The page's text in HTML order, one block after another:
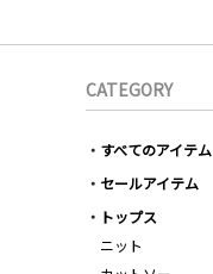
CATEGORY
すべてのアイテム
セールアイテム
トップス
ニット